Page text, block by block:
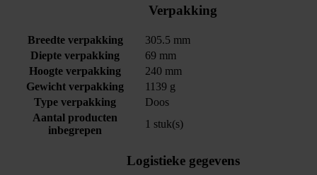
Verpakking
Breedte verpakking
305.5 mm
Diepte verpakking
69 mm
Hoogte verpakking
240 mm
Gewicht verpakking
1139 g
Type verpakking
Doos
Aantal producten
inbegrepen
1 stuk(s)
Logistieke gegevens